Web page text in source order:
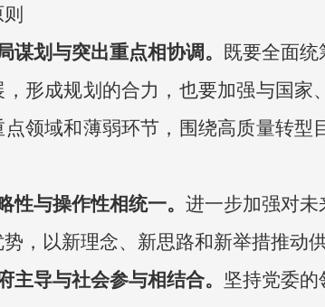
谋划与突出重点相协调。
既要全面
形成规划的合力，也要加强与国
领域和薄弱环节，围绕高质量转
性与操作性相统一。 进一步加强对
，以新理念、新思路和新举措推动
主导与社会参与相结合。 坚持党委